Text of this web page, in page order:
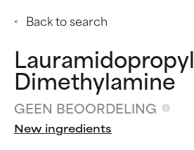
Back to search
Lauramidopropyl
Dimethylamine
GEEN BEOORDELING
New ingredients